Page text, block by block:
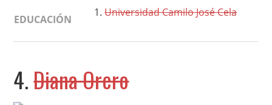
EDUCACIÓN
Universidad Camilo José Cela
4.Diana Orero